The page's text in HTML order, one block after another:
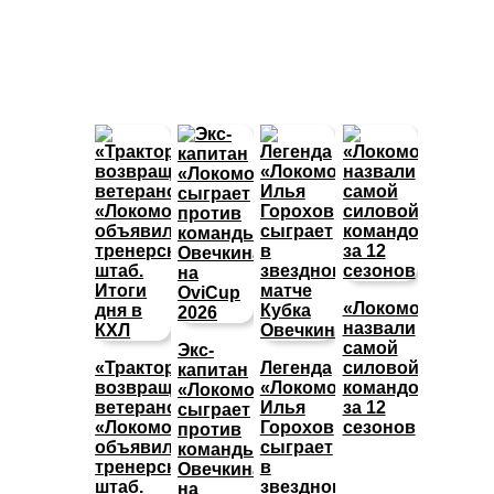
«Трактор»
возвращает
ветеранов,
«Локомотив»
объявил
тренерский
штаб.
Экс-
капитан
«Локомотива»
сыграет
против
команды
Овечкина
на
Легенда
«Локомотива»
Илья
Горохов
сыграет
в
звездном
«Локомотив»
назвали
самой
силовой
командой
за 12
сезонов